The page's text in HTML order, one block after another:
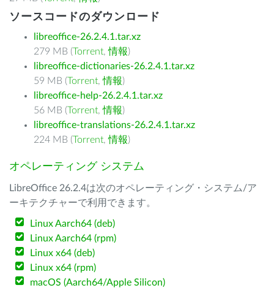
ソースコードのダウンロード
libreoffice-26.2.4.1.tar.xz
279 MB (Torrent,情報)
libreoffice-dictionaries-26.2.4.1.tar.xz
59 MB (Torrent,情報)
libreoffice-help-26.2.4.1.tar.xz
56 MB (Torrent,情報)
libreoffice-translations-26.2.4.1.tar.xz
224 MB (Torrent,情報)
オペレーティング システム
LibreOffice 26.2.4は次のオペレーティング・システム/ア
ーキテクチャーで利用できます。
Linux Aarch64 (deb)
Linux Aarch64 (rpm)
Linux x64 (deb)
Linux x64 (rpm)
macOS (Aarch64/Apple Silicon)